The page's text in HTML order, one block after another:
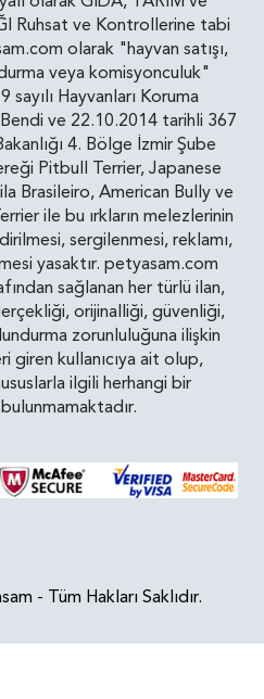
Ruhsat ve Kontrollerine tabi
olarak "hayvan satışı,
veya komisyonculuk"
Hayvanları Koruma
ve 22.10.2014 tarihli 367
4. Bölge İzmir Şube
Pitbull Terrier, Japanese
Brasileiro, American Bully ve
ile bu ırkların melezlerinin
sergilenmesi, reklamı,
yasaktır. petyasam.com
sağlanan her türlü ilan,
orijinalliği, güvenliği,
zorunluluğuna ilişkin
giren kullanıcıya ait olup,
ilgili herhangi bir
- Tüm Hakları Saklıdır.